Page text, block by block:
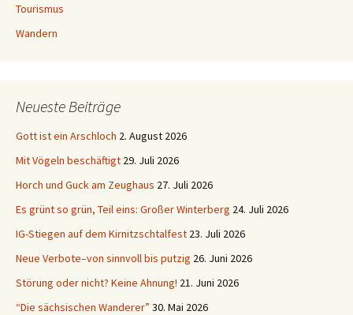
Tourismus
Wandern
Neueste Beiträge
Gott ist ein Arschloch 2. August 2026
Mit Vögeln beschäftigt 29. Juli 2026
Horch und Guck am Zeughaus 27. Juli 2026
Es grünt so grün, Teil eins: Großer Winterberg 24. Juli 2026
IG-Stiegen auf dem Kirnitzschtalfest 23. Juli 2026
Neue Verbote–von sinnvoll bis putzig 26. Juni 2026
Störung oder nicht? Keine Ahnung! 21. Juni 2026
“Die sächsischen Wanderer” 30. Mai 2026